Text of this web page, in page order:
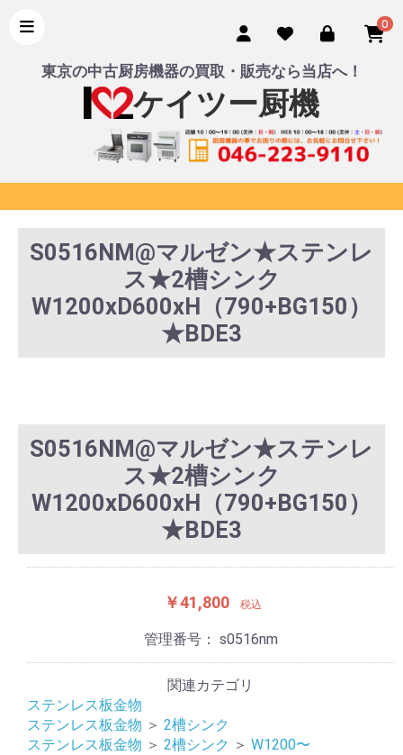
0
東京の中古厨房機器の買取・販売なら当店へ！
ケイツー厨機
S0516NM@マルゼン★ステンレ
ス★2槽シンク
W1200xD600xH（790+BG150）
★BDE3
S0516NM@マルゼン★ステンレ
ス★2槽シンク
W1200xD600xH（790+BG150）
★BDE3
￥41,800 税込
管理番号： s0516nm
関連カテゴリ
ステンレス板金物
ステンレス板金物 ＞ 2槽シンク
ステンレス板金物 ＞ 2槽シンク ＞ W1200〜